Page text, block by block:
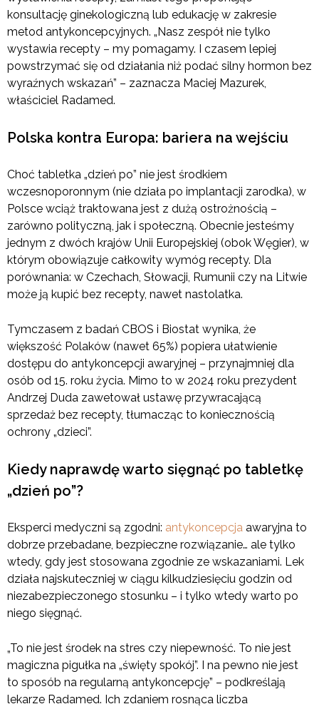
konsultację ginekologiczną lub edukację w zakresie
metod antykoncepcyjnych. „Nasz zespół nie tylko
wystawia recepty – my pomagamy. I czasem lepiej
powstrzymać się od działania niż podać silny hormon bez
wyraźnych wskazań” – zaznacza Maciej Mazurek,
właściciel Radamed.
Polska kontra Europa: bariera na wejściu
Choć tabletka „dzień po” nie jest środkiem
wczesnoporonnym (nie działa po implantacji zarodka), w
Polsce wciąż traktowana jest z dużą ostrożnością –
zarówno polityczną, jak i społeczną. Obecnie jesteśmy
jednym z dwóch krajów Unii Europejskiej (obok Węgier), w
którym obowiązuje całkowity wymóg recepty. Dla
porównania: w Czechach, Słowacji, Rumunii czy na Litwie
może ją kupić bez recepty, nawet nastolatka.
Tymczasem z badań CBOS i Biostat wynika, że
większość Polaków (nawet 65%) popiera ułatwienie
dostępu do antykoncepcji awaryjnej – przynajmniej dla
osób od 15. roku życia. Mimo to w 2024 roku prezydent
Andrzej Duda zawetował ustawę przywracającą
sprzedaż bez recepty, tłumacząc to koniecznością
ochrony „dzieci”.
Kiedy naprawdę warto sięgnąć po tabletkę
„dzień po”?
Eksperci medyczni są zgodni: antykoncepcja awaryjna to
dobrze przebadane, bezpieczne rozwiązanie… ale tylko
wtedy, gdy jest stosowana zgodnie ze wskazaniami. Lek
działa najskuteczniej w ciągu kilkudziesięciu godzin od
niezabezpieczonego stosunku – i tylko wtedy warto po
niego sięgnąć.
„To nie jest środek na stres czy niepewność. To nie jest
magiczna pigułka na „święty spokój”. I na pewno nie jest
to sposób na regularną antykoncepcję” – podkreślają
lekarze Radamed. Ich zdaniem rosnąca liczba